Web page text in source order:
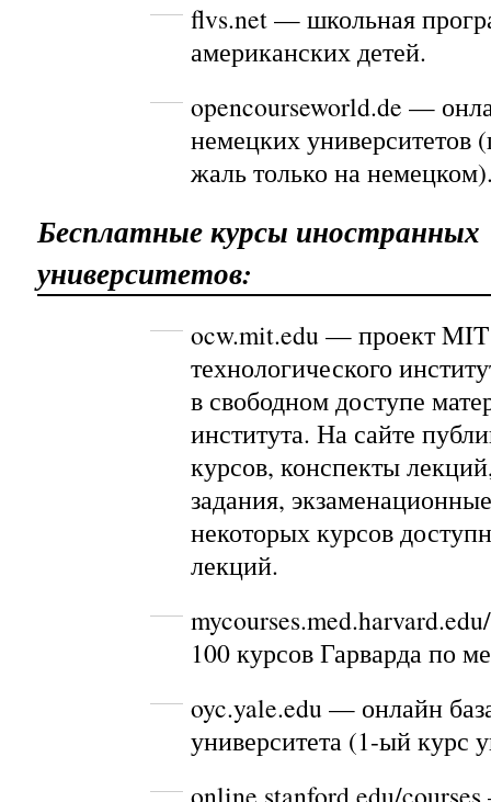
flvs.net— школьная
американских детей.
opencourseworld.de —
немецких университетов
жаль только на
Бесплатные курсы иностранных
университетов:
ocw.mit.edu— проект MIT
технологического
в свободном доступе
института. На сайте
курсов, конспекты
задания,
некоторых курсов
лекций.
100 курсов Гарварда по
oyc.yale.edu— онлайн
университета (1-ый курс